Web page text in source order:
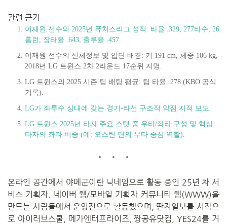
관련 근거
이재원 선수의 2025년 퓨처스리그 성적: 타율 .329, 277타수, 26
홈런, 장타율 .643, 출루율 .457.
이재원 선수의 신체정보 및 입단 배경: 키 191 cm, 체중 106 kg,
2018년 LG 트윈스 2차 2라운드 17순위 지명.
LG 트윈스의 2025 시즌 팀 배팅 평균: 팀 타율 .278 (KBO 공식
기록).
LG가 좌투수 상대에 갖는 경기‐타선 구조적 약점 지적 보도.
LG 트윈스 2025년 타자 주요 스탯 중 우타/좌타 구성 및 핵심
타자의 좌타 비중 (예: 오스틴 딘의 우타 중심 역할).
온라인 공간에서 야메군이란 닉네임으로 활동 중인 25년 차 서
비스 기획자. 네이버 웹/모바일 기획자 커뮤니티 웹(WWW)을
만드는 사람들에서 운영진으로 활동했으며, 딴지일보를 시작으
로 아이러브스쿨, 메가엔터프라이즈, 짱공유닷컴, YES24를 거